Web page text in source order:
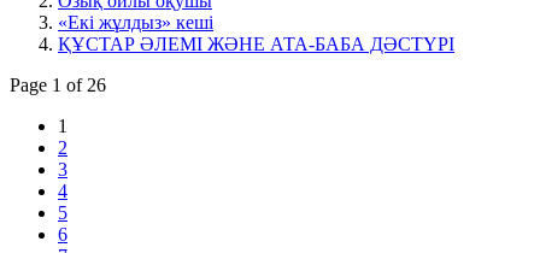
«Екі жұлдыз» кеші
ҚҰСТАР ӘЛЕМІ ЖӘНЕ АТА-БАБА ДӘСТҮРІ
Page 1 of 26
1
2
3
4
5
6